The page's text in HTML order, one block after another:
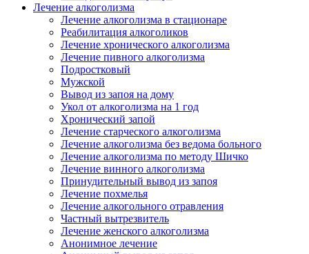
Лечение алкоголизма
Лечение алкоголизма в стационаре
Реабилитация алкоголиков
Лечение хронического алкоголизма
Лечение пивного алкоголизма
Подростковый
Мужской
Вывод из запоя на дому
Укол от алкоголизма на 1 год
Хронический запой
Лечение старческого алкоголизма
Лечение алкоголизма без ведома больного
Лечение алкоголизма по методу Шичко
Лечение винного алкоголизма
Принудительный вывод из запоя
Лечение похмелья
Лечение алкогольного отравления
Частный вытрезвитель
Лечение женского алкоголизма
Анонимное лечение